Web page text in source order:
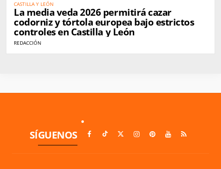
CASTILLA Y LEÓN
La media veda 2026 permitirá cazar
codorniz y tórtola europea bajo estrictos
controles en Castilla y León
REDACCIÓN
SÍGUENOS